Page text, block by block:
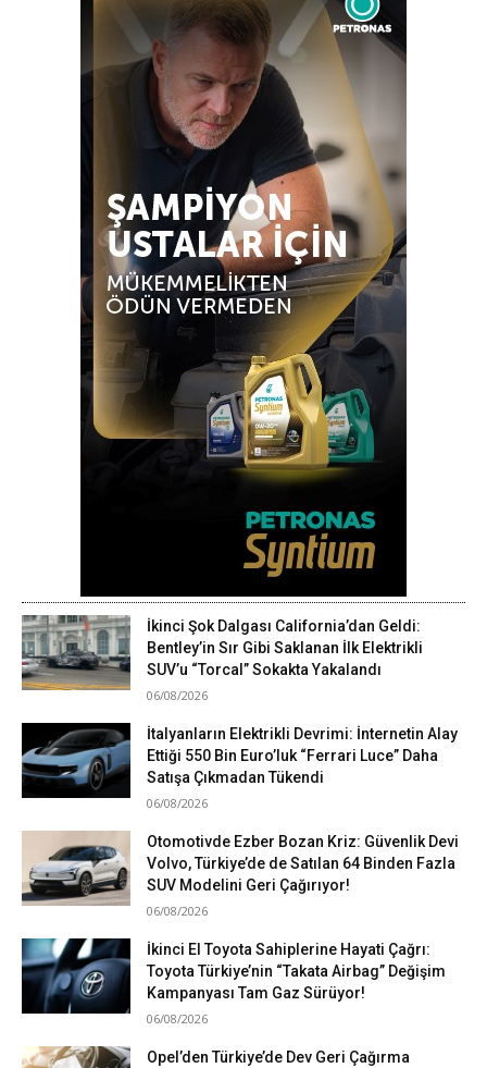
İkinci Şok Dalgası California’dan Geldi:
Bentley’in Sır Gibi Saklanan İlk Elektrikli
SUV’u “Torcal” Sokakta Yakalandı
06/08/2026
İtalyanların Elektrikli Devrimi: İnternetin Alay
Ettiği 550 Bin Euro’luk “Ferrari Luce” Daha
Satışa Çıkmadan Tükendi
06/08/2026
Otomotivde Ezber Bozan Kriz: Güvenlik Devi
Volvo, Türkiye’de de Satılan 64 Binden Fazla
SUV Modelini Geri Çağırıyor!
06/08/2026
İkinci El Toyota Sahiplerine Hayati Çağrı:
Toyota Türkiye’nin “Takata Airbag” Değişim
Kampanyası Tam Gaz Sürüyor!
06/08/2026
Opel’den Türkiye’de Dev Geri Çağırma